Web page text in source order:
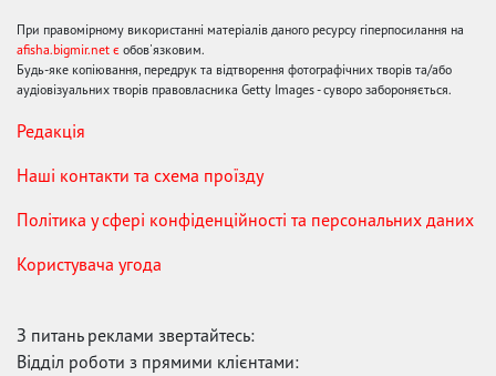
При правомірному використанні матеріалів даного ресурсу гіперпосилання на
afisha.bigmir.net є обов'язковим.
Будь-яке копіювання, передрук та відтворення фотографічних творів та/або
аудіовізуальних творів правовласника Getty Images - суворо забороняється.
Редакція
Наші контакти та схема проїзду
Політика у сфері конфіденційності та персональних даних
Користувача угода
З питань реклами звертайтесь:
Відділ роботи з прямими клієнтами: